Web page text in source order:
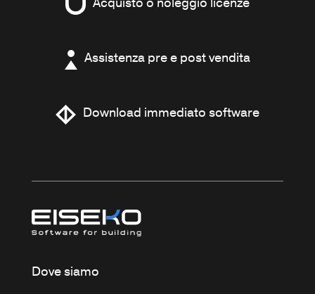
Assistenza pre e post vendita
Download immediato software
Dove siamo